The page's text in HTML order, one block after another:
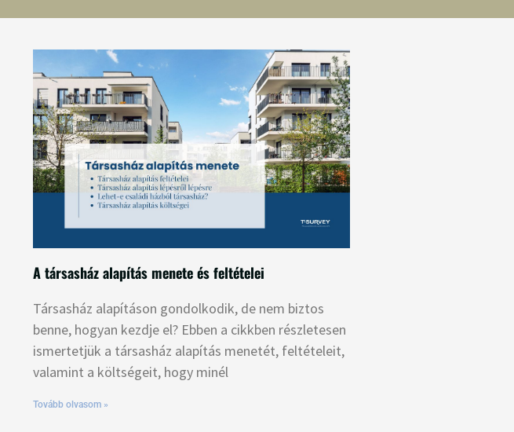
A társasház alapítás menete és feltételei
Társasház alapításon gondolkodik, de nem biztos
benne, hogyan kezdje el? Ebben a cikkben részletesen
ismertetjük a társasház alapítás menetét, feltételeit,
valamint a költségeit, hogy minél
Tovább olvasom »